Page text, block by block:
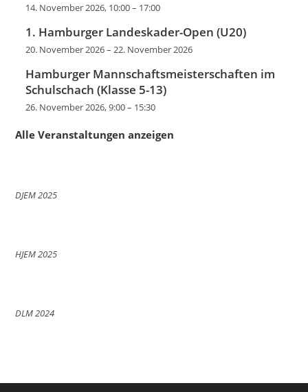
14. November 2026, 10:00– 17:00
1. Hamburger Landeskader-Open (U20)
20. November 2026– 22. November 2026
Hamburger Mannschaftsmeisterschaften im
Schulschach (Klasse 5-13)
26. November 2026, 9:00– 15:30
Alle Veranstaltungen anzeigen
DJEM 2025
HJEM 2025
DLM 2024